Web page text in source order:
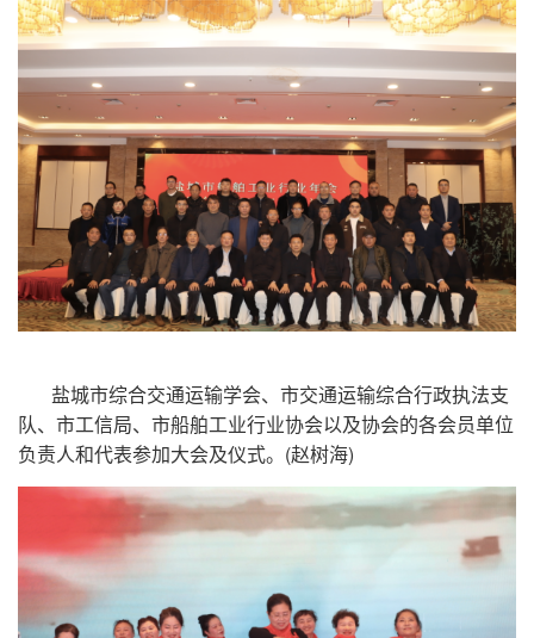
盐城市综合交通运输学会、市交通运输综合行政执法支
队、市工信局、市船舶工业行业协会以及协会的各会员单位
负责人和代表参加大会及仪式。(赵树海)